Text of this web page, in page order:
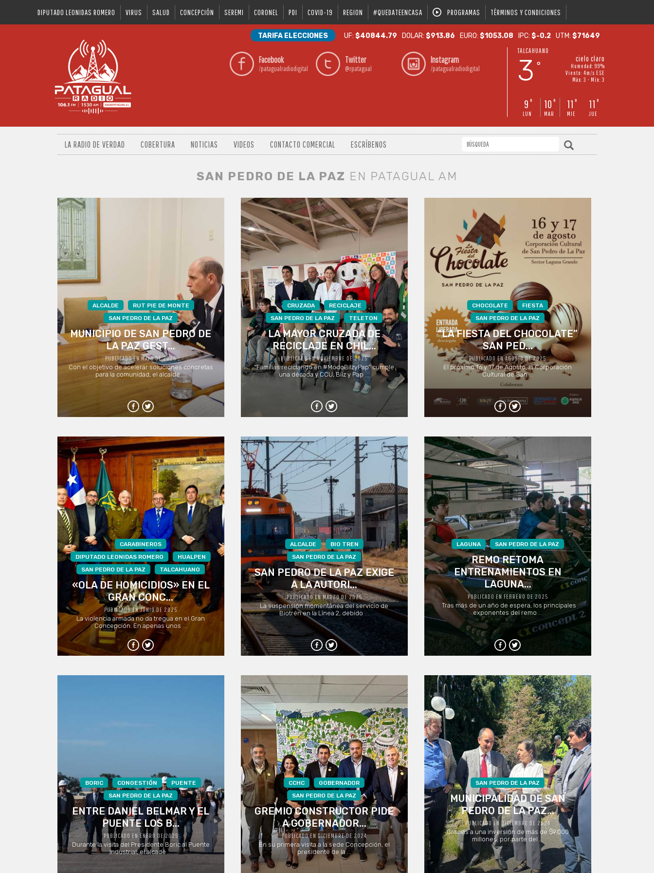
DIPUTADO LEONIDAS ROMERO VIRUS SALUD CONCEPCIÓN SEREMI CORONEL PDI COVID-19 REGION #QUEDATEENCASA PROGRAMAS TÉRMINOS Y CONDICIONES
TARIFA ELECCIONES UF:$40844.79 DOLAR:$913.86 EURO:$1053.08 IPC:$-0.2 UTM:$71649
Facebook
/patagualradiodigital
Twitter
@rpatagual
Instagram
/patagualradiodigital
TALCAHUANO
3 °
cielo claro
Humedad: 99%
Viento: 4m/s ESE
Máx: 3 • Mín: 3
9 °
LUN
10 °
MAR
11 °
MIE
11 °
JUE
LA RADIO DE VERDAD COBERTURA NOTICIAS VIDEOS CONTACTO COMERCIAL ESCRÍBENOS
SAN PEDRO DE LA PAZ EN PATAGUAL AM
ALCALDE
RUT PIE DE MONTE
SAN PEDRO DE LA PAZ
MUNICIPIO DE SAN PEDRO DE
LA PAZ GEST...
PUBLICADO EN MAYO DE 2026
Con el objetivo de acelerar soluciones concretas
para la comunidad, el alcalde ...
CRUZADA
RECICLAJE
SAN PEDRO DE LA PAZ
TELETON
LA MAYOR CRUZADA DE
RECICLAJE EN CHIL...
PUBLICADO EN NOVIEMBRE DE 2025
“Familias reciclando en #ModoBilzyPap” cumple
una década y CCU, Bilz y Pap ...
CHOCOLATE
FIESTA
SAN PEDRO DE LA PAZ
“LA FIESTA DEL CHOCOLATE”
SAN PED...
PUBLICADO EN AGOSTO DE 2025
El próximo 16 y 17 de Agosto, la Corporación
Cultural de San ...
CARABINEROS
DIPUTADO LEONIDAS ROMERO
HUALPEN
SAN PEDRO DE LA PAZ
TALCAHUANO
«OLA DE HOMICIDIOS» EN EL
GRAN CONC...
PUBLICADO EN JUNIO DE 2025
La violencia armada no da tregua en el Gran
Concepción. En apenas unos ...
ALCALDE
BIO TREN
SAN PEDRO DE LA PAZ
SAN PEDRO DE LA PAZ EXIGE
A LA AUTORI...
PUBLICADO EN MARZO DE 2025
La suspensión momentánea del servicio de
Biotrén en la Línea 2, debido ...
LAGUNA SAN PEDRO DE LA PAZ
REMO RETOMA
ENTRENAMIENTOS EN
LAGUNA...
PUBLICADO EN FEBRERO DE 2025
Tras más de un año de espera, los principales
exponentes del remo ...
BORIC CONGESTIÓN
PUENTE
SAN PEDRO DE LA PAZ
ENTRE DANIEL BELMAR Y EL
PUENTE LOS B...
PUBLICADO EN ENERO DE 2025
Durante la visita del Presidente Boric al Puente
Industrial, el alcade ...
CCHC
GOBERNADOR
SAN PEDRO DE LA PAZ
GREMIO CONSTRUCTOR PIDE
A GOBERNADOR...
PUBLICADO EN DICIEMBRE DE 2024
En su primera visita a la sede Concepción, el
presidente de la ...
SAN PEDRO DE LA PAZ
MUNICIPALIDAD DE SAN
PEDRO DE LA PAZ...
PUBLICADO EN DICIEMBRE DE 2024
Gracias a una inversión de más de $9.000
millones, por parte del ...